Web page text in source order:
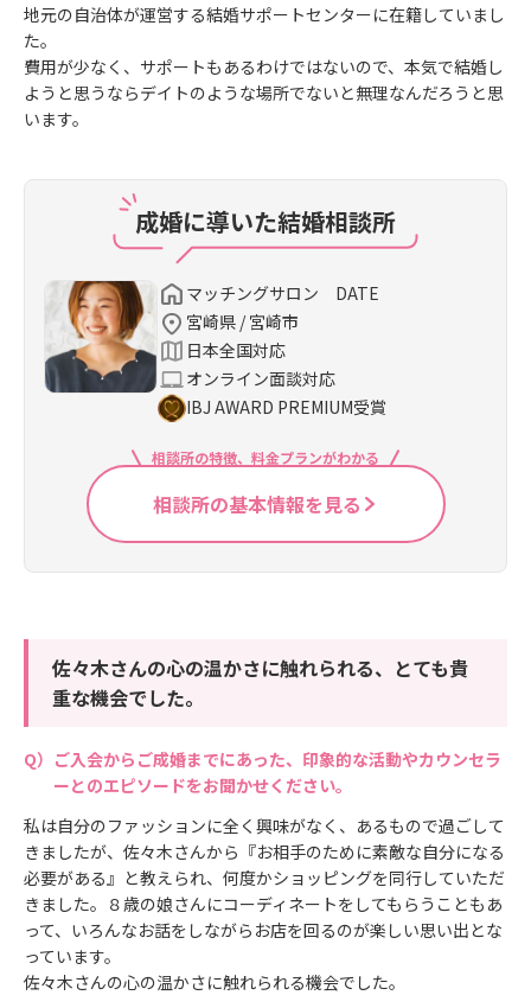
地元の自治体が運営する結婚サポートセンターに在籍していまし
た。
費用が少なく、サポートもあるわけではないので、本気で結婚し
ようと思うならデイトのような場所でないと無理なんだろうと思
います。
成婚に導いた結婚相談所
マッチングサロン DATE
宮崎県 / 宮崎市
日本全国対応
オンライン面談対応
IBJ AWARD PREMIUM受賞
相談所の特徴、料金プランがわかる
相談所の基本情報を見る
佐々木さんの心の温かさに触れられる、とても貴
重な機会でした。
ご入会からご成婚までにあった、印象的な活動やカウンセラ
ーとのエピソードをお聞かせください。
私は自分のファッションに全く興味がなく、あるもので過ごして
きましたが、佐々木さんから『お相手のために素敵な自分になる
必要がある』と教えられ、何度かショッピングを同行していただ
きました。８歳の娘さんにコーディネートをしてもらうこともあ
って、いろんなお話をしながらお店を回るのが楽しい思い出とな
っています。
佐々木さんの心の温かさに触れられる機会でした。